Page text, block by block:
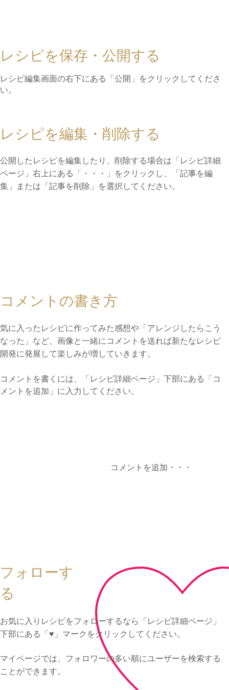
レシピ編集画面の右下にある「公開」をクリックしてくださ
い。
レシピを保存・公開する
コメントの書き方
気に入ったレシピに作ってみた感想や「アレンジしたらこう
なった」など、画像と一緒にコメントを送れば新たなレシピ
開発に発展して楽しみが増していきます。
コメントを書くには、​「レシピ詳細ページ」下部にある「コ
メントを追加」に入力してください。
レシピを編集・削除する
公開したレシピを編集したり、削除する場合は「レシピ詳細
ページ」右上にある「・・・」をクリックし、「記事を編
集」または「記事を削除」を選択してください。
コメントを追加・・・
フォローす
る
お気に入りレシピをフォローするなら
「レシピ詳細ページ」
下部にある「♥」マークをクリックしてください。
マイページでは、フォロワーの多い順にユーザーを検索する
ことができます。